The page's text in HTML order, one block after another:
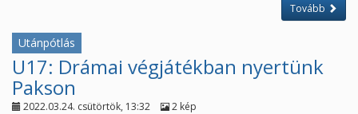
Tovább
Utánpótlás
U17: Drámai végjátékban nyertünk
Pakson
2022.03.24. csütörtök, 13:32 2 kép